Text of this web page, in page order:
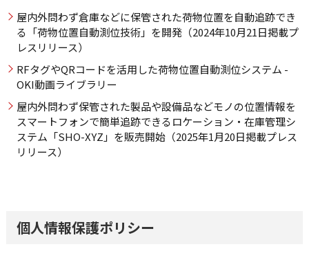
屋内外問わず倉庫などに保管された荷物位置を自動追跡でき
る「荷物位置自動測位技術」を開発（2024年10月21日掲載プ
レスリリース）
RFタグやQRコードを活用した荷物位置自動測位システム -
OKI動画ライブラリー
屋内外問わず保管された製品や設備品などモノの位置情報を
スマートフォンで簡単追跡できるロケーション・在庫管理シ
ステム「SHO-XYZ」を販売開始（2025年1月20日掲載プレス
リリース）
個人情報保護ポリシー